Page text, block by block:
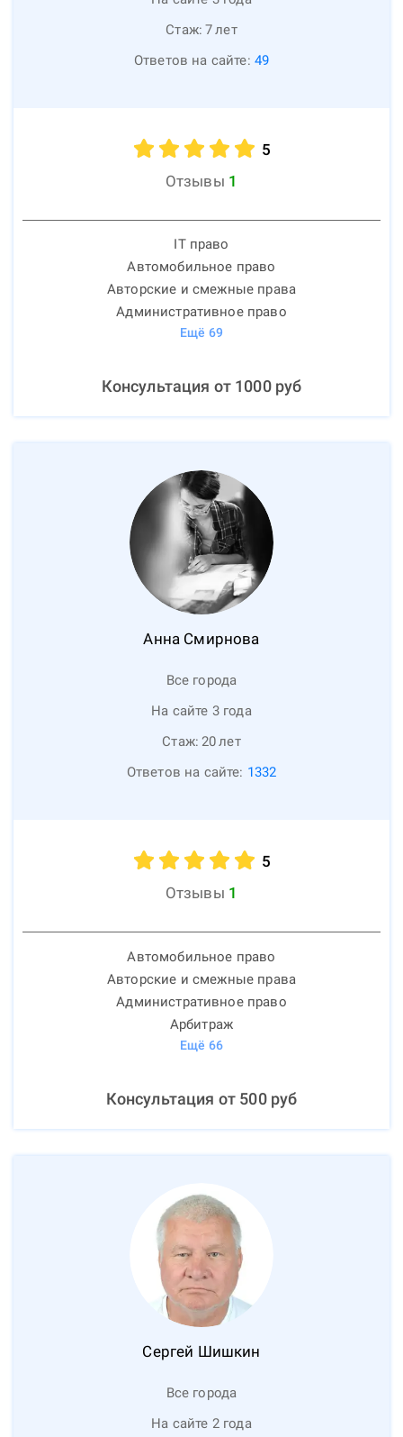
Стаж: 7лет
Ответов на сайте: 49
5
Отзывы 1
IT право
Автомобильное право
Авторские и смежные права
Административное право
Ещё 69
Консультация от 1000руб
Анна Смирнова
Все города
На сайте 3 года
Стаж: 20лет
Ответов на сайте: 1332
5
Отзывы 1
Автомобильное право
Авторские и смежные права
Административное право
Арбитраж
Ещё 66
Консультация от 500руб
Сергей Шишкин
Все города
На сайте 2 года